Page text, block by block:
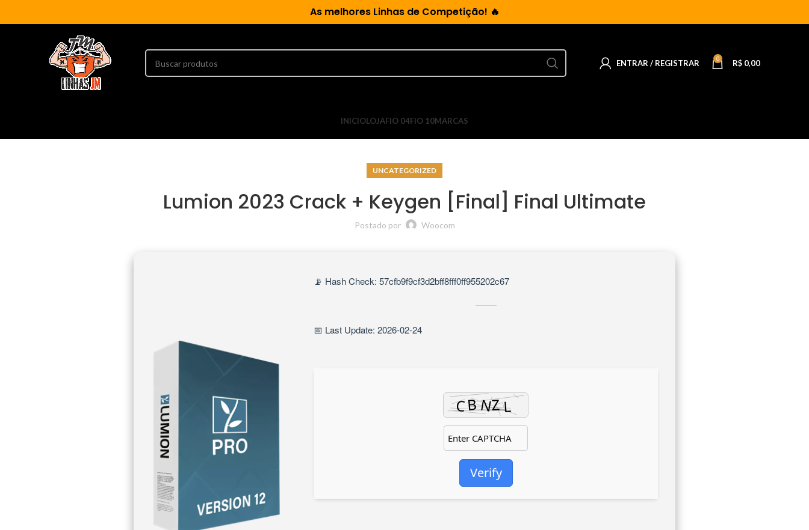
Asmelhores Linhas de Competição! 🔥
ENTRAR / REGISTRAR 0 R$ 0,00
INICIOLOJAFIO 04FIO 10MARCAS
UNCATEGORIZED
Lumion 2023 Crack + Keygen [Final] Final Ultimate
Postado por Woocom
📡 Hash Check: 57cfb9f9cf3d2bff8fff0ff955202c67
📅 Last Update: 2026-02-24
Verify